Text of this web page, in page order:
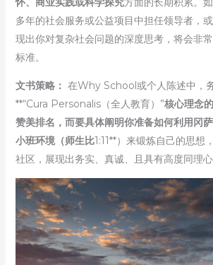
多年的社会服务或公益项目中担任领导者，
现出你对复杂社会问题的深度思考，将会非
标准。
文书策略： 在Why School或个人陈述中，
**“Cura Personalis（全人教育）”核心理念
赞美排名，而要具体阐明你准备如何利用冈
小班环境（师生比1:11**）来锻炼自己的思想
社区，展现出务实、真诚、且具有高度同理心